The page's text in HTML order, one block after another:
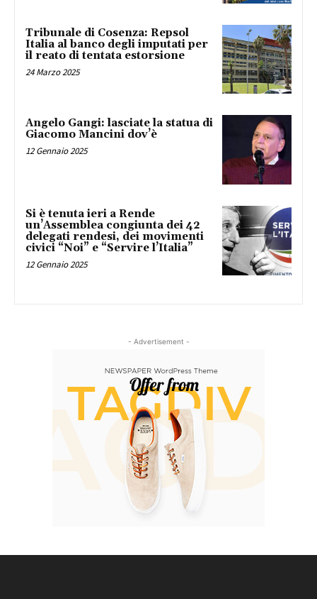
Tribunale di Cosenza: Repsol
Italia al banco degli imputati per
il reato di tentata estorsione
24 Marzo 2025
Angelo Gangi: lasciate la statua di
Giacomo Mancini dov’è
12 Gennaio 2025
Si è tenuta ieri a Rende
un’Assemblea congiunta dei 42
delegati rendesi, dei movimenti
civici “Noi” e “Servire l’Italia”
12 Gennaio 2025
- Advertisement -